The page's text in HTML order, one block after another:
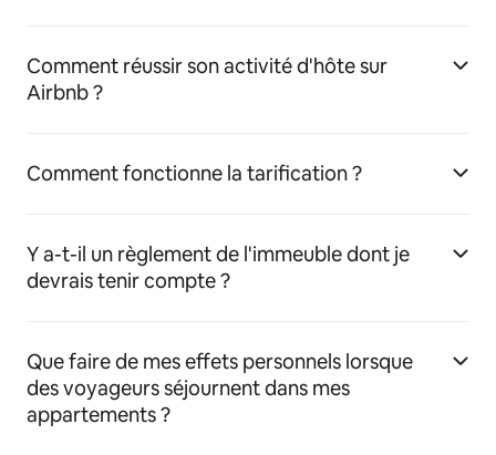
Comment réussir son activité d'hôte sur
Airbnb ?
Comment fonctionne la tarification ?
Y a-t-il un règlement de l'immeuble dont je
devrais tenir compte ?
Que faire de mes effets personnels lorsque
des voyageurs séjournent dans mes
appartements ?